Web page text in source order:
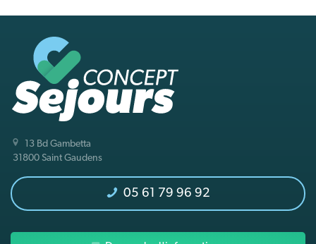
13 Bd Gambetta
31800 Saint Gaudens
05 61 79 96 92